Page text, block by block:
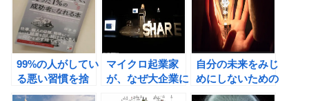
う！
99%の人がしてい
る悪い習慣を捨
て、たった1%の
マイクロ起業家
が、なぜ大企業に
勝てるのか？ ビ
自分の未来をみじ
めにしないための
職業選び